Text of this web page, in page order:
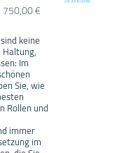
750,00 €
keine
Im
Sie, wie
Rollen und
immer
im